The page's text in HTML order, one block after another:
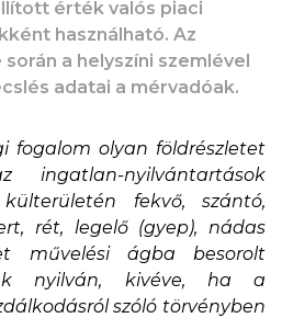
érték valós piaci
használható. Az
a helyszíni szemlével
adatai a mérvadóak.
fogalom olyan földrészletet
nyilvántartások
fekvő, szántó,
rét, legelő (gyep), nádas
művelési ágba besorolt
nyilván, kivéve, ha a
szóló törvényben